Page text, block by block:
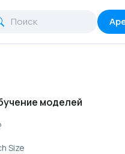
моделей
Size